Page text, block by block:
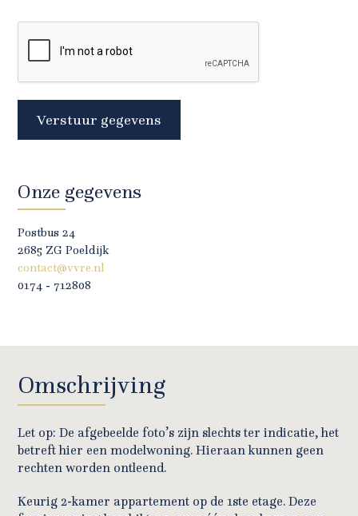
Verstuur gegevens
Onze gegevens
Postbus 24
2685 ZG Poeldijk
contact@vvre.nl
0174 - 712808
Omschrijving
Let op: De afgebeelde foto’s zijn slechts ter indicatie, het
betreft hier een modelwoning. Hieraan kunnen geen
rechten worden ontleend.
Keurig 2-kamer appartement op de 1ste etage. Deze